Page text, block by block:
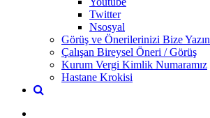
Twitter
Nsosyal
Görüş ve Önerilerinizi Bize Yazın
Çalışan Bireysel Öneri / Görüş
Kurum Vergi Kimlik Numaramız
Hastane Krokisi